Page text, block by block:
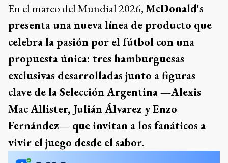
En el marco del Mundial 2026,McDonald's
presenta una nueva línea de producto que
celebra la pasión por el fútbol con una
propuesta única: tres hamburguesas
exclusivas desarrolladas junto a figuras
clave de la Selección Argentina —Alexis
Mac Allister, Julián Álvarez y Enzo
Fernández— que invitan a los fanáticos a
vivir el juego desde el sabor.